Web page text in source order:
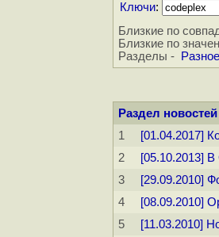
Ключи:
Близкие по
Близкие по
Разделы -
Разное
Раздел новостей
1
[01.04.2017]
2
[05.10.2013]
3
[29.09.2010]
4
[08.09.2010]
5
[11.03.2010]